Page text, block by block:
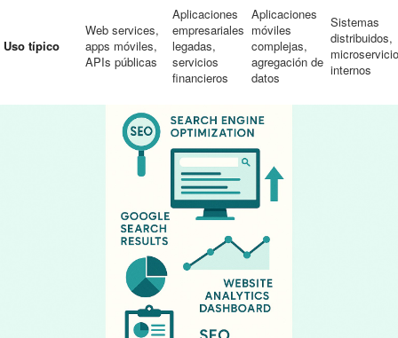
Uso típico
Web services,
apps móviles,
APIs públicas
Aplicaciones
empresariales
legadas,
servicios
financieros
Aplicaciones
móviles
complejas,
agregación de
datos
Sistemas
distribuidos,
internos